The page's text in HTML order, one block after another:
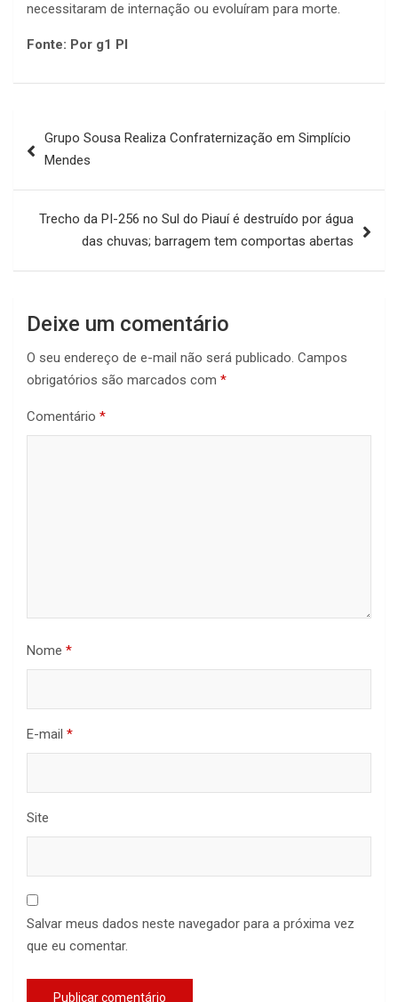
necessitaram de internação ou evoluíram para morte.
Fonte: Por g1 PI
de
Grupo Sousa Realiza Confraternização em Simplício
Mendes
Trecho da PI-256 no Sul do Piauí é destruído por água
das chuvas; barragem tem comportas abertas
Deixe um comentário
O seu endereço de e-mail não será publicado. Campos
obrigatórios são marcados com *
Comentário *
Nome *
E-mail *
Site
Salvar meus dados neste navegador para a próxima vez
que eu comentar.